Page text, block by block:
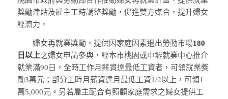
獎勵津貼及雇主工時調整獎勵，促進雙方媒合，提升婦女
經濟力。
婦女再就業獎勵，提供因家庭因素退出勞動市場180
日以上之婦女申請參與，經本市桃園或中壢就業中心推介
就業滿90日，全時工作月薪資達最低工資者，可領就業獎
勵3萬元；部分工時月薪資達月最低工資1/2以上，可領1
萬5,000元。另若雇主配合有照顧家庭需求之婦女提供工